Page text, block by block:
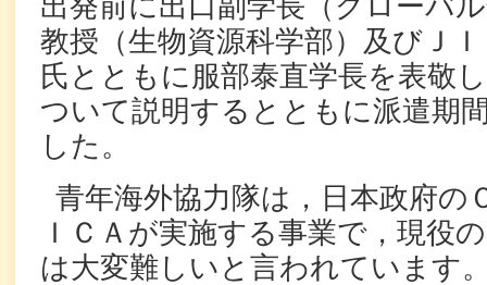
出発前に出口副学長（グローバ
教授（生物資源科学部）及びＪ
氏とともに服部泰直学長を表敬
ついて説明するとともに派遣期
した。
青年海外協力隊は，日本政府の
ＩＣＡが実施する事業で，現役
は大変難しいと言われています